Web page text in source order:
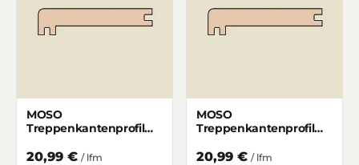
MOSO
Treppenkantenprofil
Ecru matt lackiert 55/15
20,99 € / lfm
MOSO
Treppenkantenprofil
matt lackiert 55/15 mm
20,99 € / lfm